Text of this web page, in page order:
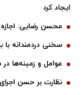
ایجاد کرد
محسن رضایی: اجازه
سخنی دردمندانه
عوامل و زمینه‌ها
نظارت بر حسن